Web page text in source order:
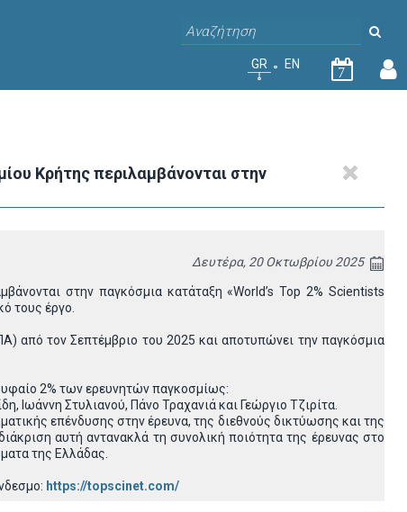
GR EN
7
Κρήτης περιλαμβάνονται στην
Δευτέρα, 20 Οκτωβρίου 2025
στην παγκόσμια κατάταξη «World’s Top 2% Scientists
τους έργο.
από τον Σεπτέμβριο του 2025 και αποτυπώνει την παγκόσμια
2% των ερευνητών παγκοσμίως:
Στυλιανού, Πάνο Τραχανιά και Γεώργιο Τζιρίτα.
επένδυσης στην έρευνα, της διεθνούς δικτύωσης και της
αυτή αντανακλά τη συνολική ποιότητα της έρευνας στο
της Ελλάδας.
https://topscinet.com/